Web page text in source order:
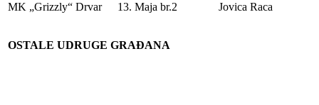
MK „Grizzly“ Drvar 13. Maja br.2 Jovica Raca
OSTALE UDRUGE GRAĐANA